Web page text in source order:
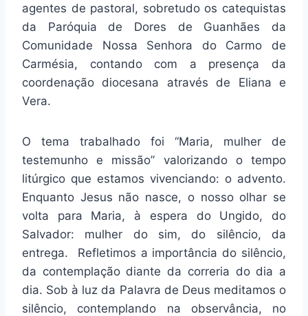
agentes de pastoral, sobretudo os catequistas
da Paróquia de Dores de Guanhães da
Comunidade Nossa Senhora do Carmo de
Carmésia, contando com a presença da
coordenação diocesana através de Eliana e
Vera.
O tema trabalhado foi “Maria, mulher de
testemunho e missão” valorizando o tempo
litúrgico que estamos vivenciando: o advento.
Enquanto Jesus não nasce, o nosso olhar se
volta para Maria, à espera do Ungido, do
Salvador: mulher do sim, do silêncio, da
entrega. Refletimos a importância do silêncio,
da contemplação diante da correria do dia a
dia. Sob à luz da Palavra de Deus meditamos o
silêncio, contemplando na observância, no